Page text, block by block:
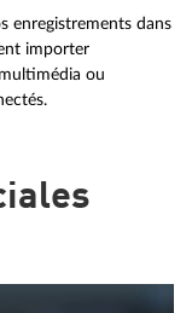
enregistrements dans
importer
ou